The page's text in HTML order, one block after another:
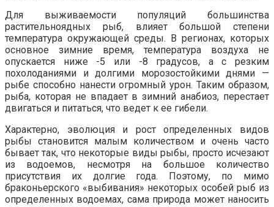
Для выживаемости популяций большинства
растительноядных рыб, влияет большой степени
температура окружающей среды. В регионах, которых
основное зимние время, температура воздуха не
опускается ниже -5 или -8 градусов, а с резким
похолоданиями и долгими морозостойкими днями —
рыбе способно нанести огромный урон. Таким образом,
рыба, которая не впадает в зимний анабиоз, перестает
двигаться и питаться, что ведет к ее гибели.
Характерно, эволюция и рост определенных видов
рыбы становится малым количеством и очень часто
бывает так, что некоторые виды рыбы, просто исчезают
из водоемов, несмотря на большое количество
присутствия их долгие года. Поэтому, по мимо
браконьерского «выбивания» некоторых особей рыб из
определенных водоемах, сама природа может наносить